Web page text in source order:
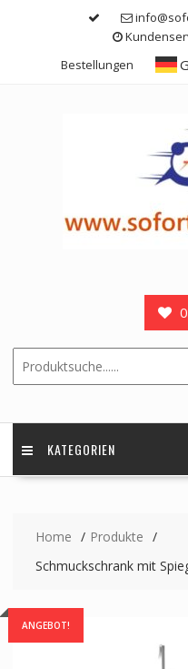
Bestellungen
0
KATEGORIEN
Home
Produkte
Schmuckschrank mit
ANGEBOT!